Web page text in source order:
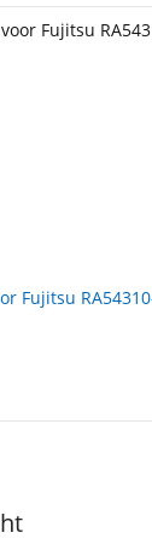
Fujitsu